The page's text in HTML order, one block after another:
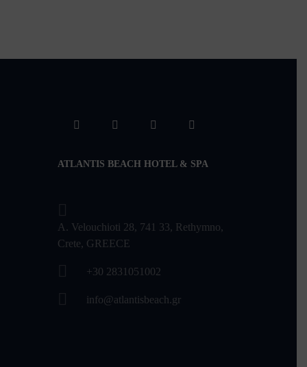
ATLANTIS BEACH HOTEL & SPA
A. Velouchioti 28, 741 33, Rethymno,
Crete, GREECE
+30 2831051002
info@atlantisbeach.gr